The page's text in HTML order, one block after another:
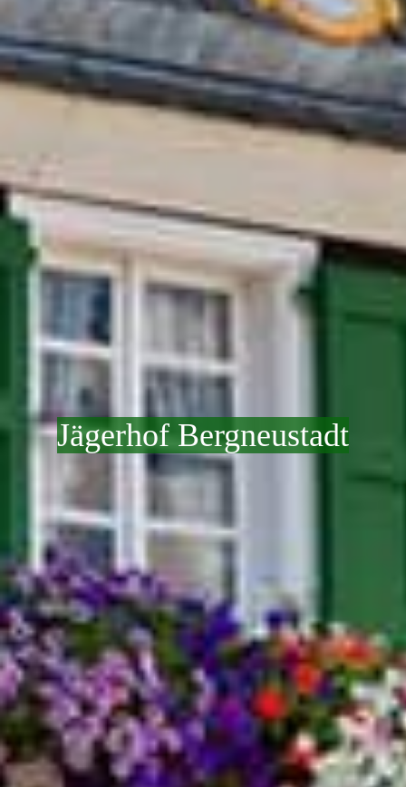
Jägerhof Bergneustadt